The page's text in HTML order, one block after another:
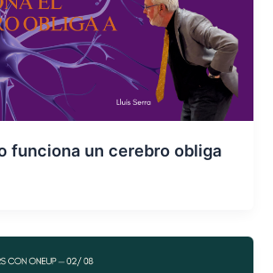
funciona un cerebro obliga